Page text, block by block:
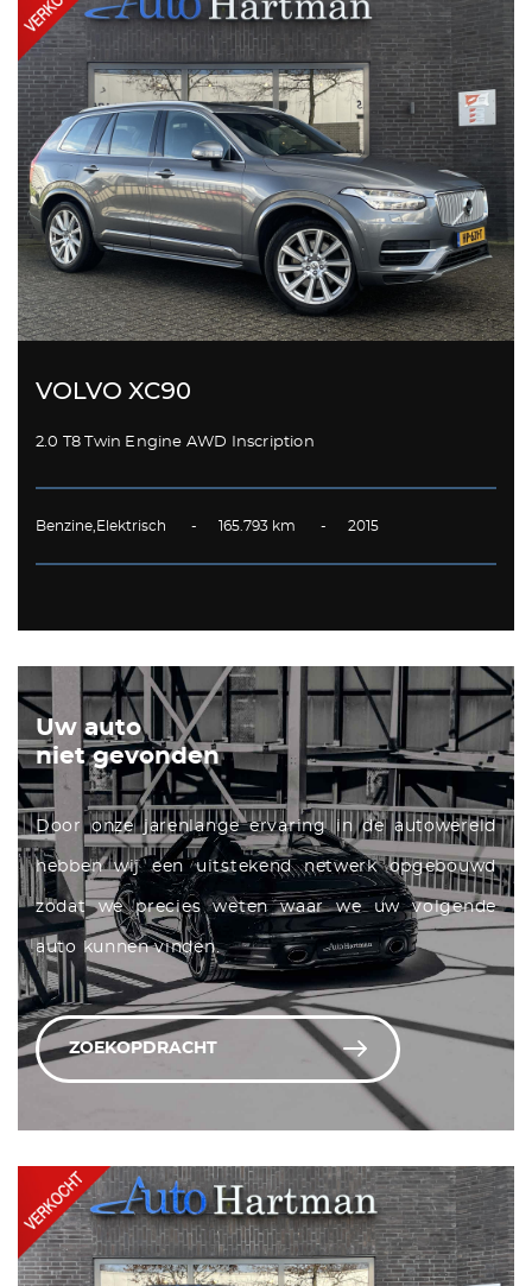
VOLVO XC90
2.0 T8 Twin Engine AWD Inscription
Benzine,Elektrisch - 165.793 km - 2015
Uw auto
niet gevonden
Door onze jarenlange ervaring in de autowereld
hebben wij een uitstekend netwerk opgebouwd
zodat we precies weten waar we uw volgende
auto kunnen vinden.
ZOEKOPDRACHT